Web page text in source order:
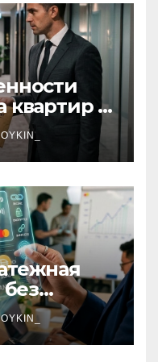
квартир в
без
в